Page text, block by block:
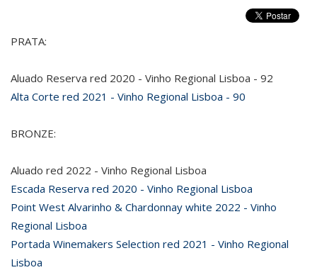
PRATA:
Aluado Reserva red 2020 - Vinho Regional Lisboa - 92
Alta Corte red 2021 - Vinho Regional Lisboa - 90
BRONZE:
Aluado red 2022 - Vinho Regional Lisboa
Escada Reserva red 2020 - Vinho Regional Lisboa
Point West Alvarinho & Chardonnay white 2022 - Vinho
Regional Lisboa
Portada Winemakers Selection red 2021 - Vinho Regional
Lisboa